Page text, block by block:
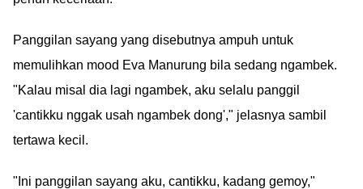
Panggilan sayang yang disebutnya ampuh untuk
memulihkan mood Eva Manurung bila sedang ngambek.
"Kalau misal dia lagi ngambek, aku selalu panggil
'cantikku nggak usah ngambek dong'," jelasnya sambil
tertawa kecil.
"Ini panggilan sayang aku, cantikku, kadang gemoy,"